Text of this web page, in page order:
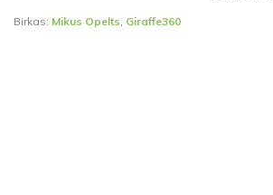
Birkas: Mikus Opelts, Giraffe360